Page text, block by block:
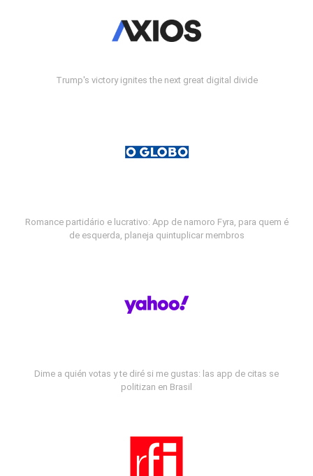
Trump's victory ignites the next great digital divide
Romance partidário e lucrativo: App de namoro Fyra, para quem é
de esquerda, planeja quintuplicar membros
Dime a quién votas y te diré si me gustas: las app de citas se
politizan en Brasil